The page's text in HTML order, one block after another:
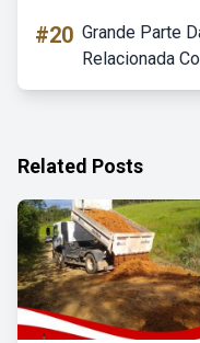
#20 Grande Parte
Relacionada
Related Posts